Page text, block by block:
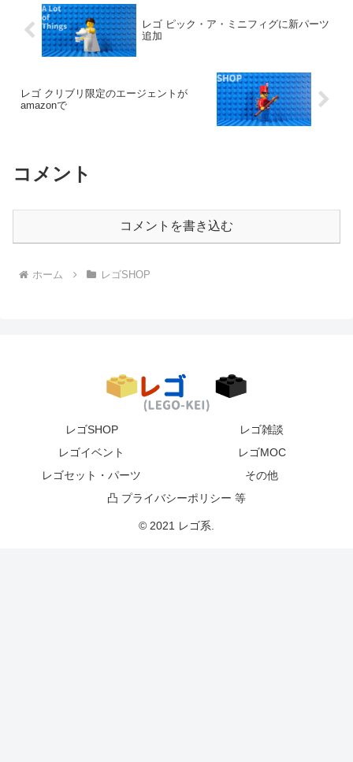
レゴ ピック・ア・ミニフィグに新パーツ
追加
レゴ クリブリ限定のエージェントが
amazonで
コメント
コメントを書き込む
ホーム レゴSHOP
レゴSHOP
レゴ雑談
レゴイベント
レゴMOC
レゴセット・パーツ
その他
凸 プライバシーポリシー 等
© 2021 レゴ系.